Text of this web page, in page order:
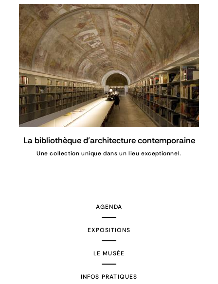
La bibliothèque d'architecture contemporaine
Une collection unique dans un lieu exceptionnel.
AGENDA
EXPOSITIONS
LE MUSÉE
INFOS PRATIQUES